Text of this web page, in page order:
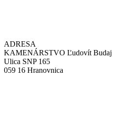
ADRESA
KAMENÁRSTVO Ľudovít Budaj
Ulica SNP 165
059 16 Hranovnica